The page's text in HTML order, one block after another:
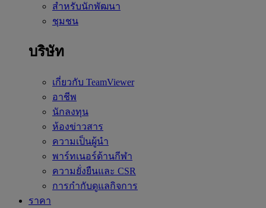
สำหรับนักพัฒนา
ชุมชน
บริษัท
เกี่ยวกับ TeamViewer
อาชีพ
นักลงทุน
ห้องข่าวสาร
ความเป็นผู้นำ
พาร์ทเนอร์ด้านกีฬา
ความยั่งยืนและ CSR
การกำกับดูแลกิจการ
ราคา